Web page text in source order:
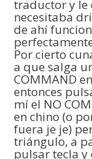
traductor y le
necesitaba
de ahí
Por cierto
a que salga
COMMAND
entonces
mí el NO
en chino (o
fuera je je)
triángulo, a
pulsar tecla y